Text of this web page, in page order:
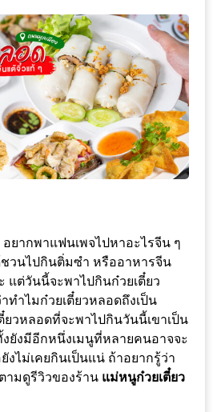
ยากพาแฟนเพจไปหาอะไรจีน ๆ
วนไปกินติ่มซำ หรืออาหารจีน
แต่วันนี้จะพาไปกินก๋วยเตี๋ยว
ทำไมก๋วยเตี๋ยวหลอดถึงเป็น
ยวหลอดที่จะพาไปกินวันนี้เขาเป็น
ยังมีอีกหนึ่งเมนูที่หลายคนอาจจะ
งไม่เคยกินเป็นแน่ ถ้าอยากรู้ว่า
ามดูรีวิวของร้าน แม่หนูก๋วยเตี๋ยว